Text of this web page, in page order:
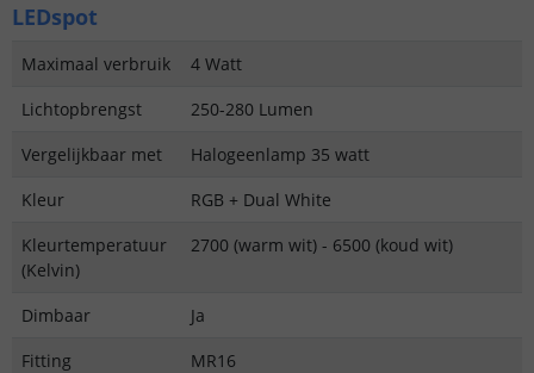
LEDspot
Maximaal verbruik
4 Watt
Lichtopbrengst
250-280 Lumen
Vergelijkbaar met
Halogeenlamp 35 watt
Kleur
RGB + Dual White
Kleurtemperatuur
(Kelvin)
2700 (warm wit) - 6500 (koud wit)
Dimbaar
Ja
Fitting
MR16